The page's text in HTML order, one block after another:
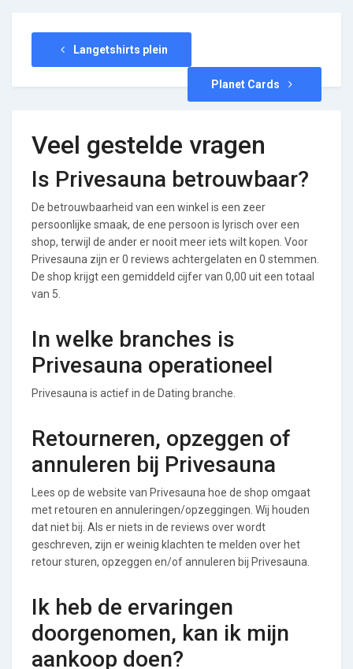
Langetshirts plein
Planet Cards
Veel gestelde vragen
Is Privesauna betrouwbaar?
De betrouwbaarheid van een winkel is een zeer
persoonlijke smaak, de ene persoon is lyrisch over een
shop, terwijl de ander er nooit meer iets wilt kopen. Voor
Privesauna zijn er 0 reviews achtergelaten en 0 stemmen.
De shop krijgt een gemiddeld cijfer van 0,00 uit een totaal
van 5.
In welke branches is
Privesauna operationeel
Privesauna is actief in de Dating branche.
Retourneren, opzeggen of
annuleren bij Privesauna
Lees op de website van Privesauna hoe de shop omgaat
met retouren en annuleringen/opzeggingen. Wij houden
dat niet bij. Als er niets in de reviews over wordt
geschreven, zijn er weinig klachten te melden over het
retour sturen, opzeggen en/of annuleren bij Privesauna.
Ik heb de ervaringen
doorgenomen, kan ik mijn
aankoop doen?